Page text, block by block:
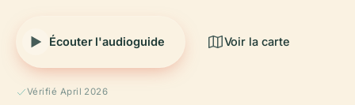
Écouter l'audioguide Voir la carte
Vérifié April 2026